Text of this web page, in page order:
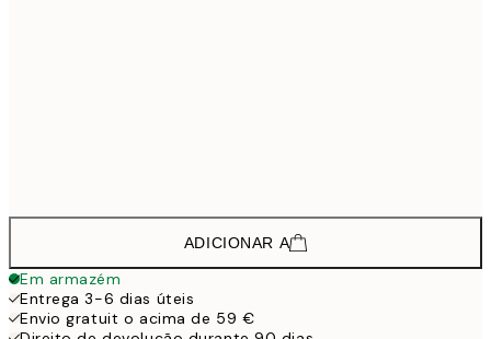
ADICIONAR A
Em armazém
Entrega 3-6 dias úteis
Envio gratuit o acima de 59 €